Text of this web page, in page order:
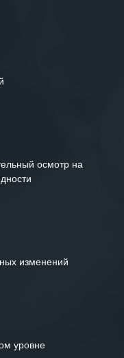
осмотр на
изменений
уровне